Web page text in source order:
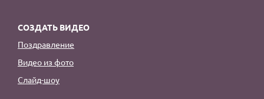
СОЗДАТЬ ВИДЕО
Поздравление
Видео из фото
Слайд-шоу